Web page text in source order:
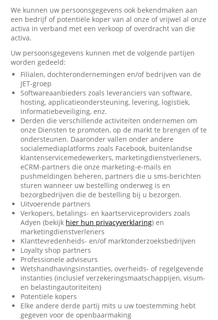
We kunnen uw persoonsgegevens ook bekendmaken aan
een bedrijf of potentiële koper van al onze of vrijwel al onze
activa in verband met een verkoop of overdracht van die
activa.
Uw persoonsgegevens kunnen met de volgende partijen
worden gedeeld:
Filialen, dochterondernemingen en/of bedrijven van de
JET-groep
Softwareaanbieders zoals leveranciers van software,
hosting, applicatieondersteuning, levering, logistiek,
informatiebeveiliging, enz.
Derden die verschillende activiteiten ondernemen om
onze Diensten te promoten, op de markt te brengen of te
ondersteunen. Daaronder vallen onder andere
socialemediaplatforms zoals Facebook, buitenlandse
klantenservicemedewerkers, marketingdienstverleners,
eCRM-partners die onze marketing-e-mails en
pushmeldingen beheren, partners die u sms-berichten
sturen wanneer uw bestelling onderweg is en
bezorgbedrijven die de bestelling bij u bezorgen.
Uitvoerende partners
Verkopers, betalings- en kaartserviceproviders zoals
Adyen (bekijk hier hun privacyverklaring) en
marketingdienstverleners
Klanttevredenheids- en/of marktonderzoeksbedrijven
Loyalty shop partners
Professionele adviseurs
Wetshandhavingsinstanties, overheids- of regelgevende
instanties (inclusief verzekeringsmaatschappijen, visum-
en belastingautoriteiten)
Potentiële kopers
Elke andere derde partij mits u uw toestemming hebt
gegeven voor de openbaarmaking